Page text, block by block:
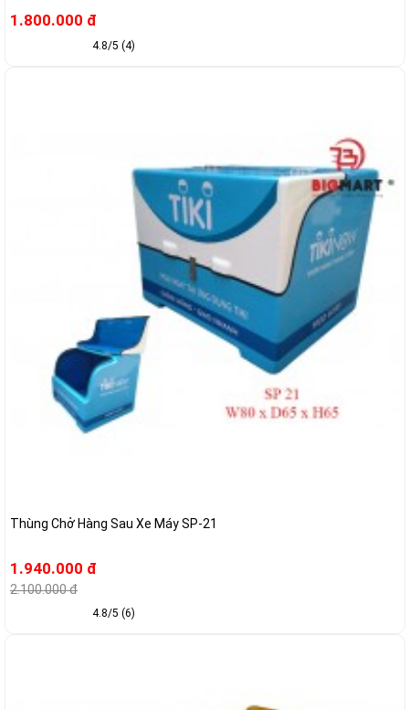
1.800.000 đ
4.8/5 (4)
Thùng Chở Hàng Sau Xe Máy SP-21
1.940.000 đ
2.100.000 đ
4.8/5 (6)